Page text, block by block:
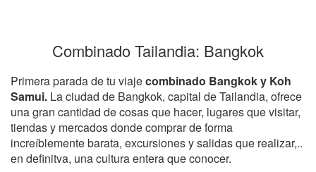
Combinado Tailandia: Bangkok
Primera parada de tu viajecombinado Bangkok y Koh
Samui. La ciudad de Bangkok, capital de Tailandia, ofrece
una gran cantidad de cosas que hacer, lugares que visitar,
tiendas y mercados donde comprar de forma
increíblemente barata, excursiones y salidas que realizar,..
en definitva, una cultura entera que conocer.